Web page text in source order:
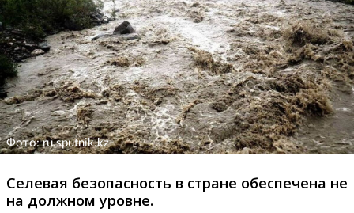
Фото: ru.sputnik.kz
Селевая безопасность в стране обеспечена не
на должном уровне.